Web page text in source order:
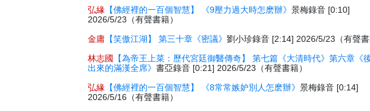
弘緣 【佛經裡的一百個智慧】 《9壓力過大時怎麽辦》景梅錄音 [0:10]
2026/5/23（有聲書籍）
金庸 【笑傲江湖】 第三十章《密議》劉小珍錄音 [2:14] 2026/5/23（有聲書
林志國
【為帝王上菜：歷代宮廷御醫傳奇】 第七篇《大清時代》第六章《
出來的滿漢全席》書亞錄音 [0:21] 2026/5/23（有聲書籍）
弘緣 【佛經裡的一百個智慧】 《8常常嫉妒別人怎麽辦》景梅錄音 [0:14]
2026/5/16（有聲書籍）